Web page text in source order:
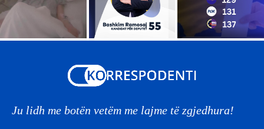
Ju lidh me botën vetëm me lajme të zgjedhura!